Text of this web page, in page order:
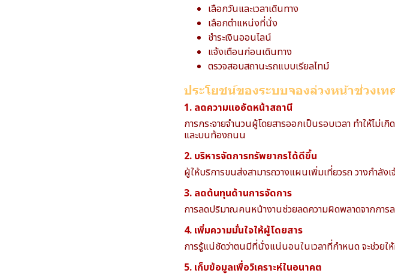
เลือกวันและเวลาเดินทาง
เลือกตำแหน่งที่นั่ง
ชำระเงินออนไลน์
แจ้งเตือนก่อนเดินทาง
ตรวจสอบสถานะรถแบบเรียลไทม์
ประโยชน์ของระบบจองล่วงหน้าช่วงเท
1. ลดความแออัดหน้าสถานี
การกระจายจำนวนผู้โดยสารออกเป็นรอบเวลา ทำให้ไม่
และบนท้องถนน
2. บริหารจัดการทรัพยากรได้ดีขึ้น
ผู้ให้บริการขนส่งสามารถวางแผนเพิ่มเที่ยวรถ วางกำลั
3. ลดต้นทุนด้านการจัดการ
การลดปริมาณคนหน้างานช่วยลดความผิดพลาดจากกา
4. เพิ่มความมั่นใจให้ผู้โดยสาร
การรู้แน่ชัดว่าตนมีที่นั่งแน่นอนในเวลาที่กำหนด จะช่วยใ
5. เก็บข้อมูลเพื่อวิเคราะห์ในอนาคต